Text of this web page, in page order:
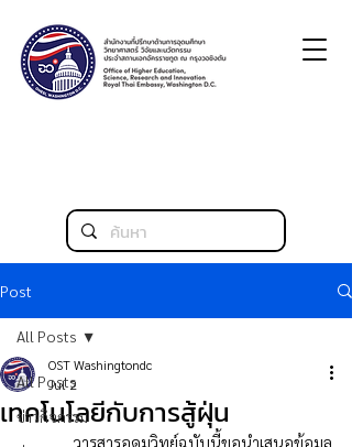
Post
All Posts
ข่าวกิจกรรม
All Posts
เทคโนโลยีกับการสู้ฝุ่น
OST Washingtondc
Jul 2
	วารสารอุดมวิทย์ฉบับนี้ขอนำเสนอข้อมูล